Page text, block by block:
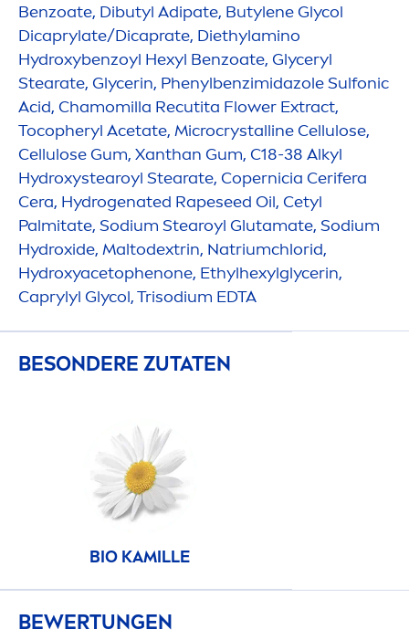
Benzoate, Dibutyl Adipate, Butylene Glycol
Dicaprylate/Dicaprate, Diethylamino
Hydroxybenzoyl Hexyl Benzoate, Glyceryl
Stearate, Glycerin, Phenylbenzimidazole Sulfonic
Acid, Chamomilla Recutita Flower Extract,
Tocopheryl Acetate, Microcrystalline Cellulose,
Cellulose Gum, Xanthan Gum, C18-38 Alkyl
Hydroxystearoyl Stearate, Copernicia Cerifera
Cera, Hydrogenated Rapeseed Oil, Cetyl
Palmitate, Sodium Stearoyl Glutamate, Sodium
Hydroxide, Maltodextrin, Natriumchlorid,
Hydroxyacetophenone, Ethylhexylglycerin,
Caprylyl Glycol, Trisodium EDTA
BESONDERE ZUTATEN
BIO KAMILLE
BEWERTUNGEN